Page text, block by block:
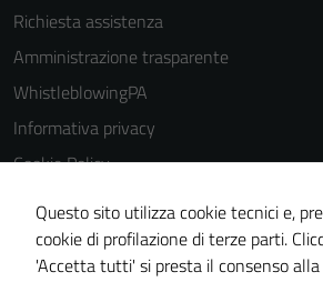
Richiesta assistenza
Amministrazione trasparente
WhistleblowingPA
Informativa privacy
Cookie Policy
Dichiarazione di accessibilità
Piano di miglioramento del sito
Questo sito utilizza cookie tecnici e,
cookie di profilazione di terze parti.
'Accetta tutti' si presta il consenso